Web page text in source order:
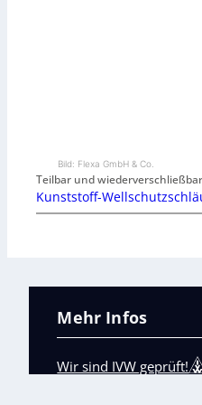
Bild: Flexa GmbH & Co.
Teilbar und wiederverschließbar
Kunststoff-
Mehr Infos
Wir sind IVW geprüft!